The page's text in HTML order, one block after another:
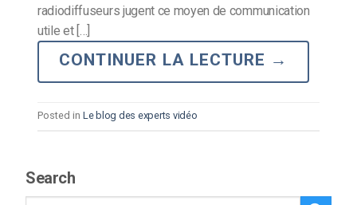
radiodiffuseurs jugent ce moyen de communication
utile et […]
CONTINUER LA LECTURE →
Posted in Le blog des experts vidéo
Search